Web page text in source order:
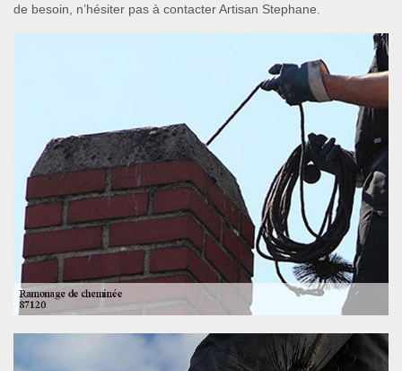
de besoin, n’hésiter pas à contacter Artisan Stephane.